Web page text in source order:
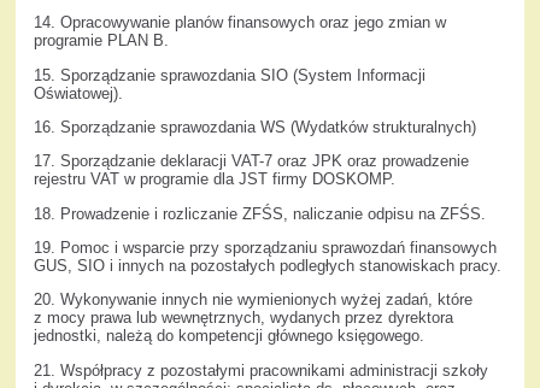
14. Opracowywanie planów finansowych oraz jego zmian w
programie PLAN B.
15. Sporządzanie sprawozdania SIO (System Informacji
Oświatowej).
16. Sporządzanie sprawozdania WS (Wydatków strukturalnych)
17. Sporządzanie deklaracji VAT-7 oraz JPK oraz prowadzenie
rejestru VAT w programie dla JST firmy DOSKOMP.
18. Prowadzenie i rozliczanie ZFŚS, naliczanie odpisu na ZFŚS.
19. Pomoc i wsparcie przy sporządzaniu sprawozdań finansowych
GUS, SIO i innych na pozostałych podległych stanowiskach pracy.
20. Wykonywanie innych nie wymienionych wyżej zadań, które
z mocy prawa lub wewnętrznych, wydanych przez dyrektora
jednostki, należą do kompetencji głównego księgowego.
21. Współpracy z pozostałymi pracownikami administracji szkoły